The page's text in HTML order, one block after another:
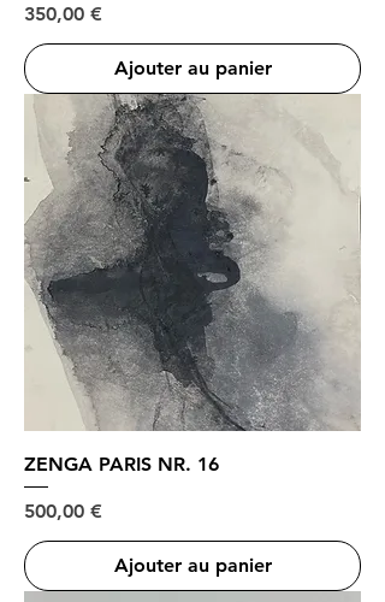
Prix
350,00 €
Ajouter au panier
ZENGA PARIS NR. 16
Prix
500,00 €
Ajouter au panier